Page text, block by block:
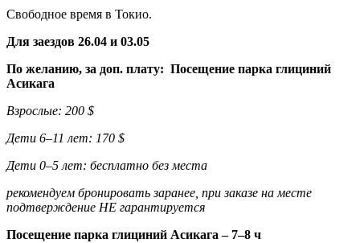
Свободное время в Токио.
Для заездов 26.04 и 03.05
По желанию, за доп. плату: Посещение парка глициний
Асикага
Взрослые: 200 $
Дети 6–11 лет: 170 $
Дети 0–5 лет: бесплатно без места
рекомендуем бронировать заранее, при заказе на месте
подтверждение НЕ гарантируется
Посещение парка глициний Асикага – 7–8 ч